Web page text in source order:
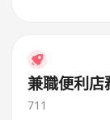
兼職便利店
711